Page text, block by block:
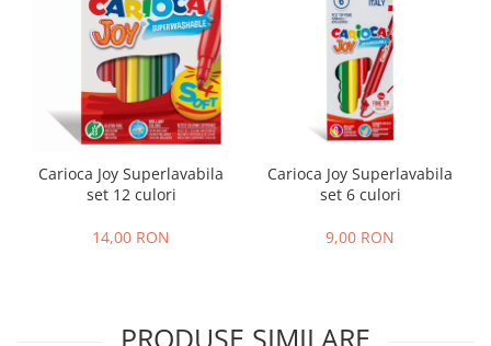
Carioca Joy Superlavabila
set 12 culori
14,00 RON
Carioca Joy Superlavabila
set 6 culori
9,00 RON
PRODUSE SIMILARE